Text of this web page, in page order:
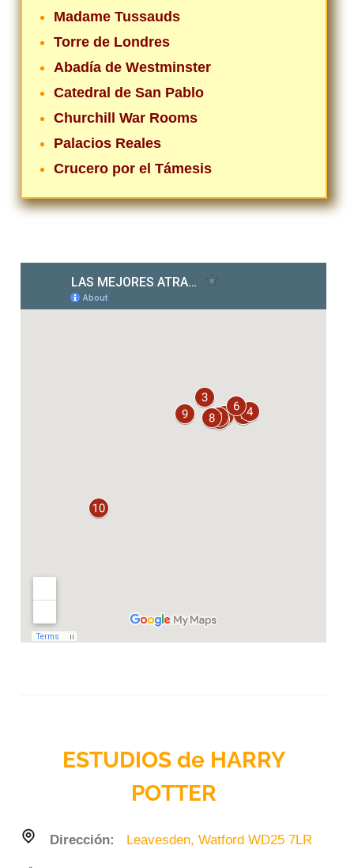
Madame Tussauds
Torre de Londres
Abadía de Westminster
Catedral de San Pablo
Churchill War Rooms
Palacios Reales
Crucero por el Támesis
ESTUDIOS de HARRY
POTTER
Dirección: Leavesden, Watford WD25 7LR